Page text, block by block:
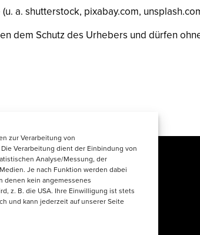
zur Verarbeitung von
Verarbeitung dient der Einbindung von
Analyse/Messung, der
Je nach Funktion werden dabei
denen kein angemessenes
z. B. die USA. Ihre Einwilligung ist stets
und kann jederzeit auf unserer Seite
a. shutterstock, pixabay.com,
dem Schutz des Urhebers und dürfen